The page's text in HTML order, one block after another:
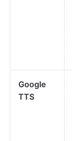
Google
TTS